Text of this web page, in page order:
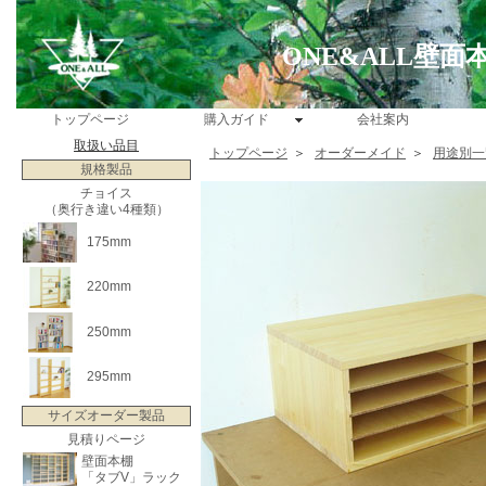
ONE&ALL壁面
トップページ 購入ガイド
会社案内
取扱い品目
規格製品
チョイス
（奥行き違い4種類）
175mm
220mm
250mm
295mm
サイズオーダー製品
見積りページ
壁面本棚
「タブV」ラック
トップページ ＞ オーダーメイド ＞ 用途別